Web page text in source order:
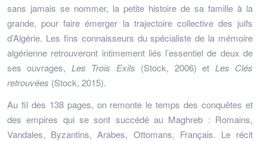
sans jamais se nommer, la petite histoire de sa famille à la
grande, pour faire émerger la trajectoire collective des juifs
d’Algérie. Les fins connaisseurs du spécialiste de la mémoire
algérienne retrouveront intimement liés l’essentiel de deux de
ses ouvrages, Les Trois Exils (Stock, 2006) et Les Clés
retrouvées (Stock, 2015).
Au fil des 138 pages, on remonte le temps des conquêtes et
des empires qui se sont succédé au Maghreb : Romains,
Vandales, Byzantins, Arabes, Ottomans, Français. Le récit